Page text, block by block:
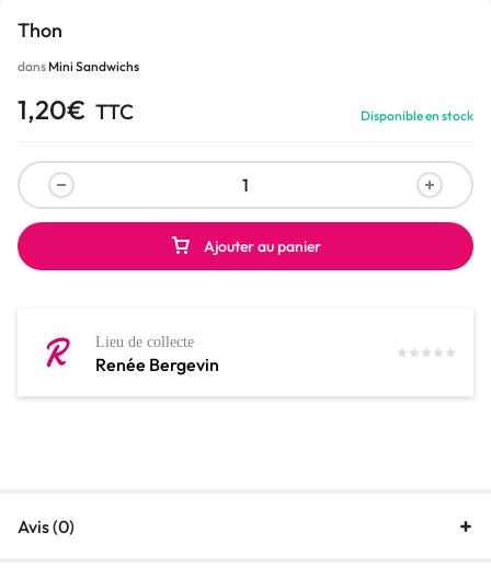
Thon
dans Mini Sandwichs
1,20€ TTC Disponible en stock
Ajouter au panier
Renée Bergevin
Lieu de collecte
Avis (0)